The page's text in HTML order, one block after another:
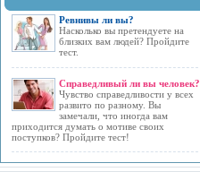
Ревнивы ли вы?
Насколько вы претендуете на
близких вам людей? Пройдите
тест.
Справедливый ли вы человек?
Чувство справедливости у всех
развито по разному. Вы
замечали, что иногда вам
приходится думать о мотиве своих
поступков? Пройдите тест!